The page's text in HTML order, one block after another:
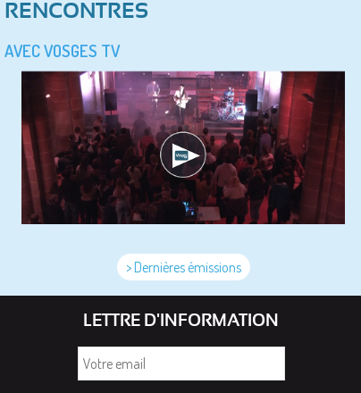
RENCONTRES
AVEC VOSGES TV
> Dernières émissions
LETTRE D'INFORMATION